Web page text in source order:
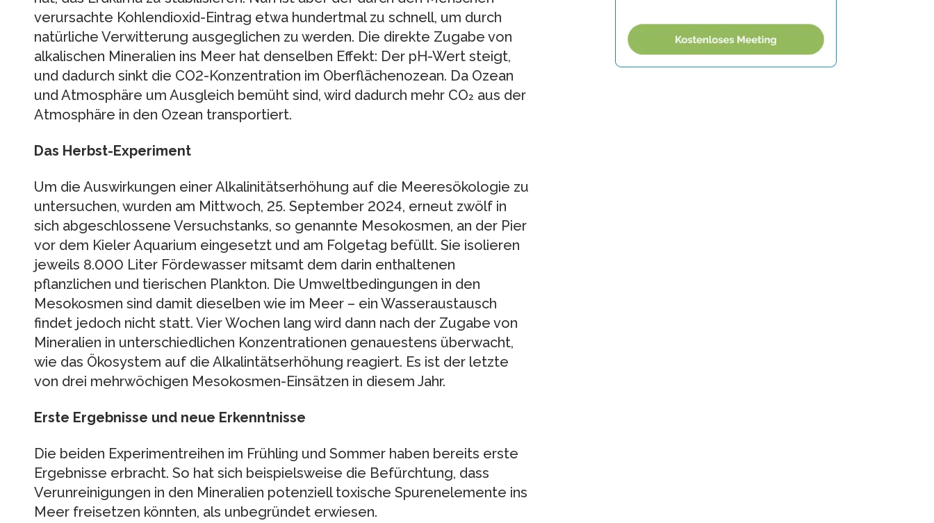
verursachte Kohlendioxid-Eintrag etwa hundertmal zu schnell, um durch
natürliche Verwitterung ausgeglichen zu werden. Die direkte Zugabe von
alkalischen Mineralien ins Meer hat denselben Effekt: Der pH-Wert steigt,
und dadurch sinkt die CO2-Konzentration im Oberflächenozean. Da Ozean
und Atmosphäre um Ausgleich bemüht sind, wird dadurch mehr CO₂ aus der
Atmosphäre in den Ozean transportiert.
Das Herbst-Experiment
Um die Auswirkungen einer Alkalinitätserhöhung auf die Meeresökologie zu
untersuchen, wurden am Mittwoch, 25. September 2024, erneut zwölf in
sich abgeschlossene Versuchstanks, so genannte Mesokosmen, an der Pier
vor dem Kieler Aquarium eingesetzt und am Folgetag befüllt. Sie isolieren
jeweils 8.000 Liter Fördewasser mitsamt dem darin enthaltenen
pflanzlichen und tierischen Plankton. Die Umweltbedingungen in den
Mesokosmen sind damit dieselben wie im Meer – ein Wasseraustausch
findet jedoch nicht statt. Vier Wochen lang wird dann nach der Zugabe von
Mineralien in unterschiedlichen Konzentrationen genauestens überwacht,
wie das Ökosystem auf die Alkalintätserhöhung reagiert. Es ist der letzte
von drei mehrwöchigen Mesokosmen-Einsätzen in diesem Jahr.
Erste Ergebnisse und neue Erkenntnisse
Die beiden Experimentreihen im Frühling und Sommer haben bereits erste
Ergebnisse erbracht. So hat sich beispielsweise die Befürchtung, dass
Verunreinigungen in den Mineralien potenziell toxische Spurenelemente ins
Meer freisetzen könnten, als unbegründet erwiesen.